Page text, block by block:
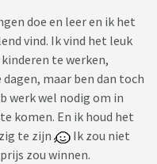
doe en leer en ik het
vind. Ik vind het leuk
te werken,
maar ben dan toch
werk wel nodig om in
komen. En ik houd het
te zijn
Ik zou niet
zou winnen.